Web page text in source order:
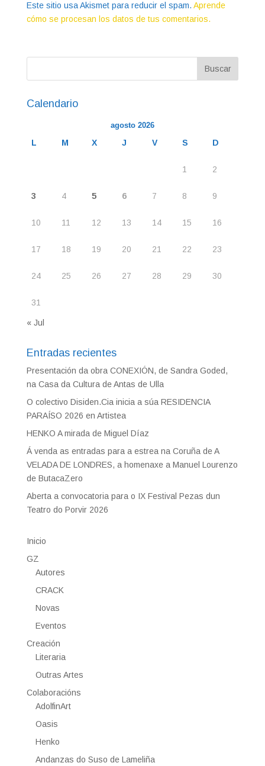
Este sitio usa Akismet para reducir el spam. Aprende
cómo se procesan los datos de tus comentarios.
Calendario
agosto 2026
L M X J V S D
1 2
3 4 5 6 7 8 9
10 11 12 13 14 15 16
17 18 19 20 21 22 23
24 25 26 27 28 29 30
31
« Jul
Entradas recientes
Presentación da obra CONEXIÓN, de Sandra Goded,
na Casa da Cultura de Antas de Ulla
O colectivo Disiden.Cia inicia a súa RESIDENCIA
PARAÍSO 2026 en Artistea
HENKO A mirada de Miguel Díaz
Á venda as entradas para a estrea na Coruña de A
VELADA DE LONDRES, a homenaxe a Manuel Lourenzo
de ButacaZero
Aberta a convocatoria para o IX Festival Pezas dun
Teatro do Porvir 2026
Inicio
GZ
Autores
CRACK
Novas
Eventos
Creación
Literaria
Outras Artes
Colaboracións
AdolfinArt
Oasis
Henko
Andanzas do Suso de Lameliña